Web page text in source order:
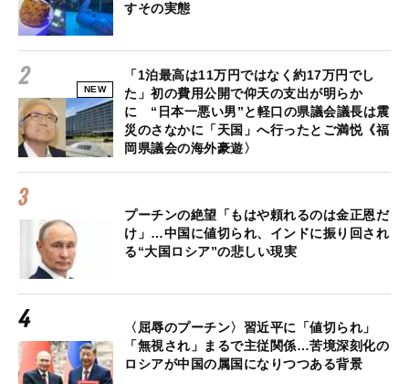
すその実態
NEW
「1泊最高は11万円ではなく約17万円でし
た」初の費用公開で仰天の支出が明らか
に “日本一悪い男”と軽口の県議会議長は震
災のさなかに「天国」へ行ったとご満悦《福
岡県議会の海外豪遊〉
プーチンの絶望「もはや頼れるのは金正恩だ
け」…中国に値切られ、インドに振り回され
る“大国ロシア”の悲しい現実
〈屈辱のプーチン〉習近平に「値切られ」
「無視され」まるで主従関係…苦境深刻化の
ロシアが中国の属国になりつつある背景